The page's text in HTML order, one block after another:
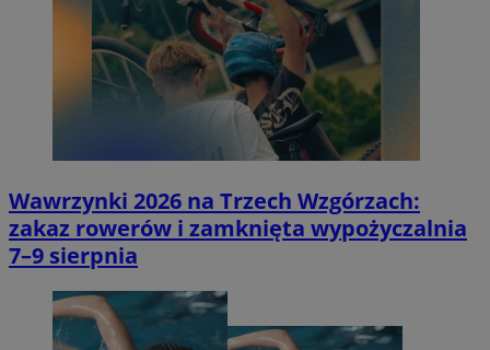
Wawrzynki 2026 na Trzech Wzgórzach:
zakaz rowerów i zamknięta wypożyczalnia
7–9 sierpnia